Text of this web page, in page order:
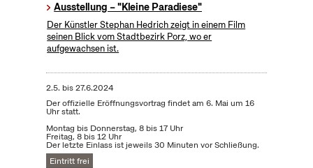
Ausstellung – "Kleine Paradiese"
Der Künstler Stephan Hedrich zeigt in einem Film
seinen Blick vom Stadtbezirk Porz, wo er
aufgewachsen ist.
2.5. bis27.6.2024
Der offizielle Eröffnungsvortrag findet am 6. Mai um 16
Uhr statt.
Montag bis Donnerstag, 8 bis 17 Uhr
Freitag, 8 bis 12 Uhr
Der letzte Einlass ist jeweils 30 Minuten vor Schließung.
Eintritt frei